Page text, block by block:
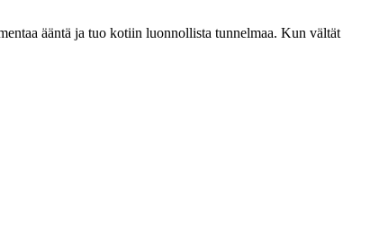
ääntä ja tuo kotiin luonnollista tunnelmaa. Kun vältät